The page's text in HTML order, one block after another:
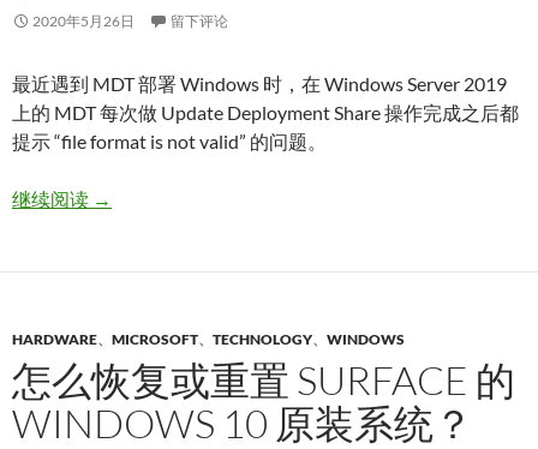
2020年5月26日 留下评论
最近遇到 MDT 部署 Windows 时，在 Windows Server 2019
上的 MDT 每次做 Update Deployment Share 操作完成之后都
提示 “file format is not valid” 的问题。
继续阅读Microsoft Deployment Toolkit 遇到 “file format is not
→
HARDWARE、 MICROSOFT、 TECHNOLOGY、 WINDOWS
怎么恢复或重置 SURFACE 的
WINDOWS 10 原装系统？